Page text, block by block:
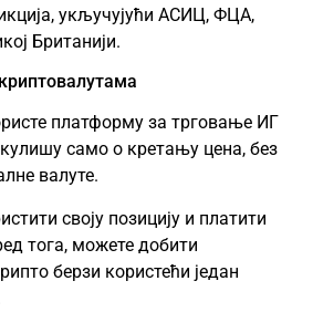
укључујући АСИЦ, ФЦА,
Британији.
платформу за трговање ИГ
само о кретању цена, без
валуте.
своју позицију и платити
тога, можете добити
берзи користећи један